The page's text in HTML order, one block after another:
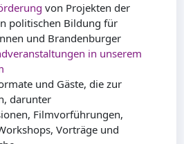
von Projekten der
politischen Bildung für
und Brandenburger
in unserem
und Gäste, die zur
darunter
Filmvorführungen,
Vorträge und